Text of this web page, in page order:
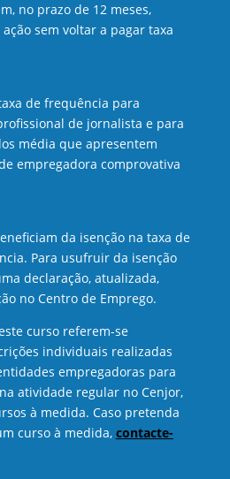
no prazo de 12 meses,
sem voltar a pagar taxa
de frequência para
de jornalista e para
média que apresentem
empregadora comprovativa
da isenção na taxa de
Para usufruir da isenção
declaração, atualizada,
no Centro de Emprego.
curso referem-se
individuais realizadas
empregadoras para
atividade regular no Cenjor,
à medida. Caso pretenda
curso à medida, contacte-